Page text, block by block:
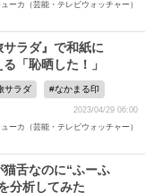
ーカ（芸能・テレビウォッチャー）
サラダ』で和紙に
「恥晒した！」
サラダ なかまる印
2023/04/29 06:00
ーカ（芸能・テレビウォッチャー）
猫舌なのに“ふーふ
分析してみた